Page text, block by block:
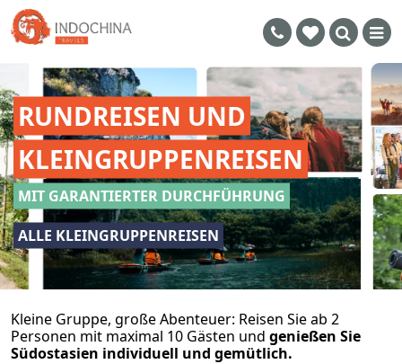
RUNDREISEN UND
KLEINGRUPPENREISEN
MIT GARANTIERTER DURCHFÜHRUNG
ALLE KLEINGRUPPENREISEN
Kleine Gruppe, große Abenteuer: Reisen Sie ab 2
Personen mit maximal 10 Gästen und genießen Sie
Südostasien individuell und gemütlich.